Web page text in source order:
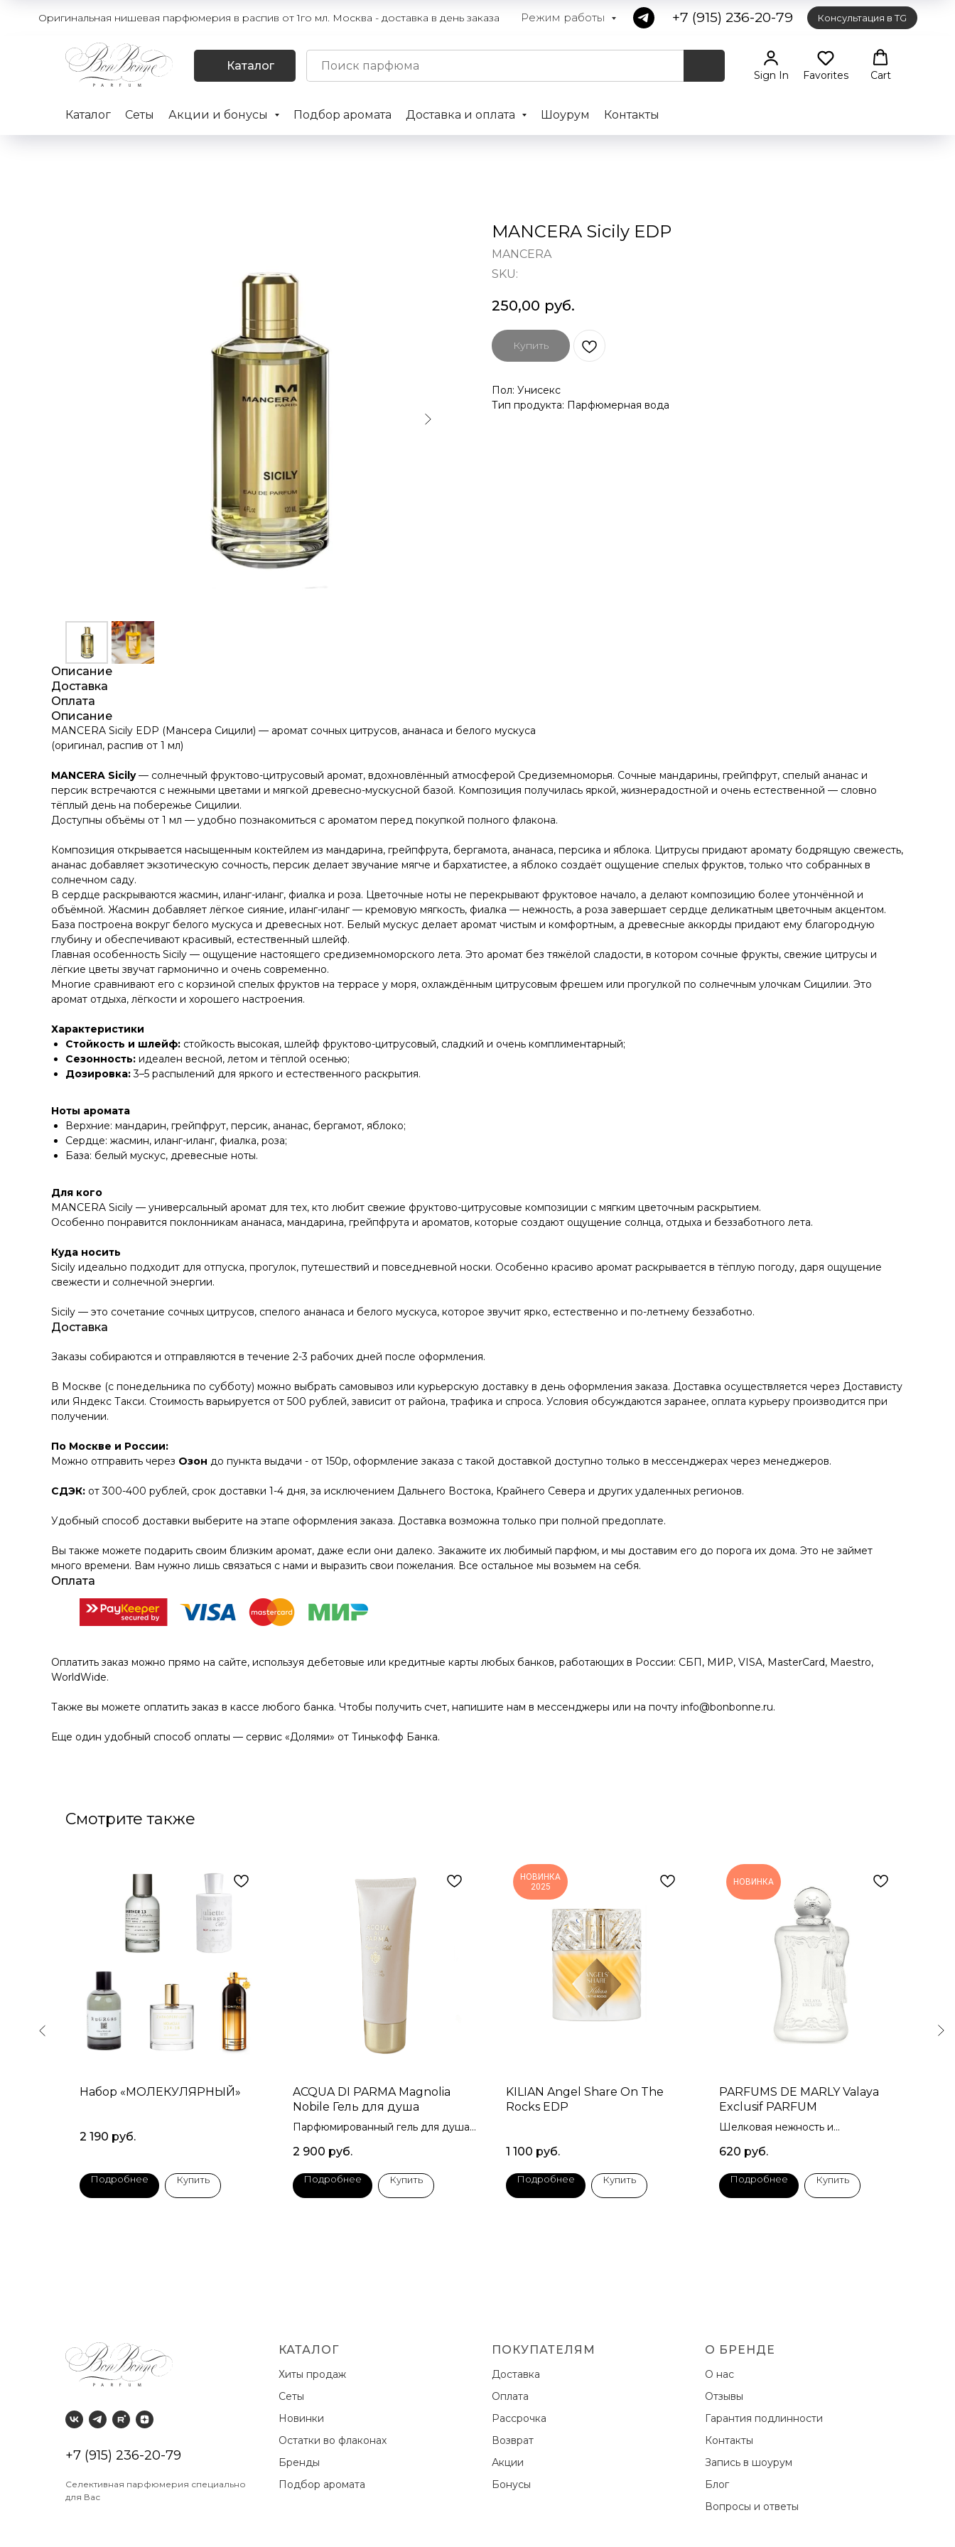
Оригинальная нишевая парфюмерия в распив от 1го мл. Москва - доставка в день заказа Режим работы +7 (915) 236-20-79 Консультация в TG
Каталог
Sign In Favorites Cart
Каталог Сеты Акции и бонусы Подбор аромата Доставка и оплата Шоурум Контакты
MANCERA Sicily EDP
MANCERA
SKU:
250,00 руб.
Купить
Пол: Унисекс
Тип продукта: Парфюмерная вода
Описание
Доставка
Оплата
Описание
MANCERA Sicily EDP (Мансера Сицили) — аромат сочных цитрусов, ананаса и белого мускуса
(оригинал, распив от 1 мл)
MANCERA Sicily— солнечный фруктово-цитрусовый аромат, вдохновлённый атмосферой Средиземноморья. Сочные мандарины, грейпфрут, спелый ананас и
персик встречаются с нежными цветами и мягкой древесно-мускусной базой. Композиция получилась яркой, жизнерадостной и очень естественной — словно
тёплый день на побережье Сицилии.
Доступны объёмы от 1 мл — удобно познакомиться с ароматом перед покупкой полного флакона.
Композиция открывается насыщенным коктейлем из мандарина, грейпфрута, бергамота, ананаса, персика и яблока. Цитрусы придают аромату бодрящую свежесть,
ананас добавляет экзотическую сочность, персик делает звучание мягче и бархатистее, а яблоко создаёт ощущение спелых фруктов, только что собранных в
солнечном саду.
В сердце раскрываются жасмин, иланг-иланг, фиалка и роза. Цветочные ноты не перекрывают фруктовое начало, а делают композицию более утончённой и
объёмной. Жасмин добавляет лёгкое сияние, иланг-иланг — кремовую мягкость, фиалка — нежность, а роза завершает сердце деликатным цветочным акцентом.
База построена вокруг белого мускуса и древесных нот. Белый мускус делает аромат чистым и комфортным, а древесные аккорды придают ему благородную
глубину и обеспечивают красивый, естественный шлейф.
Главная особенность Sicily — ощущение настоящего средиземноморского лета. Это аромат без тяжёлой сладости, в котором сочные фрукты, свежие цитрусы и
лёгкие цветы звучат гармонично и очень современно.
Многие сравнивают его с корзиной спелых фруктов на террасе у моря, охлаждённым цитрусовым фрешем или прогулкой по солнечным улочкам Сицилии. Это
аромат отдыха, лёгкости и хорошего настроения.
Характеристики
Стойкость и шлейф: стойкость высокая, шлейф фруктово-цитрусовый, сладкий и очень комплиментарный;
Сезонность: идеален весной, летом и тёплой осенью;
Дозировка:3–5 распылений для яркого и естественного раскрытия.
Ноты аромата
Верхние: мандарин, грейпфрут, персик, ананас, бергамот, яблоко;
Сердце: жасмин, иланг-иланг, фиалка, роза;
База: белый мускус, древесные ноты.
Для кого
MANCERA Sicily — универсальный аромат для тех, кто любит свежие фруктово-цитрусовые композиции с мягким цветочным раскрытием.
Особенно понравится поклонникам ананаса, мандарина, грейпфрута и ароматов, которые создают ощущение солнца, отдыха и беззаботного лета.
Куда носить
Sicily идеально подходит для отпуска, прогулок, путешествий и повседневной носки. Особенно красиво аромат раскрывается в тёплую погоду, даря ощущение
свежести и солнечной энергии.
Sicily — это сочетание сочных цитрусов, спелого ананаса и белого мускуса, которое звучит ярко, естественно и по-летнему беззаботно.
Доставка
Заказы собираются и отправляются в течение 2-3 рабочих дней после оформления.
В Москве (с понедельника по субботу) можно выбрать самовывоз или курьерскую доставку в день оформления заказа. Доставка осуществляется через Достависту
или Яндекс Такси. Стоимость варьируется от 500 рублей, зависит от района, трафика и спроса. Условия обсуждаются заранее, оплата курьеру производится при
получении.
По Москве и России:
Можно отправить через Озон до пункта выдачи - от 150р, оформление заказа с такой доставкой доступно только в мессенджерах через менеджеров.
СДЭК: от 300-400 рублей, срок доставки 1-4 дня, за исключением Дальнего Востока, Крайнего Севера и других удаленных регионов.
Удобный способ доставки выберите на этапе оформления заказа. Доставка возможна только при полной предоплате.
Вы также можете подарить своим близким аромат, даже если они далеко. Закажите их любимый парфюм, и мы доставим его до порога их дома. Это не займет
много времени. Вам нужно лишь связаться с нами и выразить свои пожелания. Все остальное мы возьмем на себя.
Оплата
Оплатить заказ можно прямо на сайте, используя дебетовые или кредитные карты любых банков, работающих в России: СБП, МИР, VISA, MasterCard, Maestro,
WorldWide.
Также вы можете оплатить заказ в кассе любого банка. Чтобы получить счет, напишите нам в мессенджеры или на почту info@bonbonne.ru.
Еще один удобный способ оплаты — сервис «Долями» от Тинькофф Банка.
Смотрите также
Набор «МОЛЕКУЛЯРНЫЙ»
2 190 руб.
Подробнее Купить
ACQUA DI PARMA Magnolia
Nobile Гель для душа
Парфюмированный гель для душа
2 900 руб.
Подробнее Купить
НОВИНКА
2025
KILIAN Angel Share On The
Rocks EDP
1 100 руб.
Подробнее Купить
НОВИНКА
PARFUMS DE MARLY Valaya
Exclusif PARFUM
Шелковая нежность и
620 руб.
Подробнее Купить
+7 (915) 236-20-79
Селективная парфюмерия специально
для Вас
КАТАЛОГ
Хиты продаж
Сеты
Новинки
Остатки во флаконах
Бренды
Подбор аромата
ПОКУПАТЕЛЯМ
Доставка
Оплата
Рассрочка
Возврат
Акции
Бонусы
О БРЕНДЕ
О нас
Отзывы
Гарантия подлинности
Контакты
Запись в шоурум
Блог
Вопросы и ответы